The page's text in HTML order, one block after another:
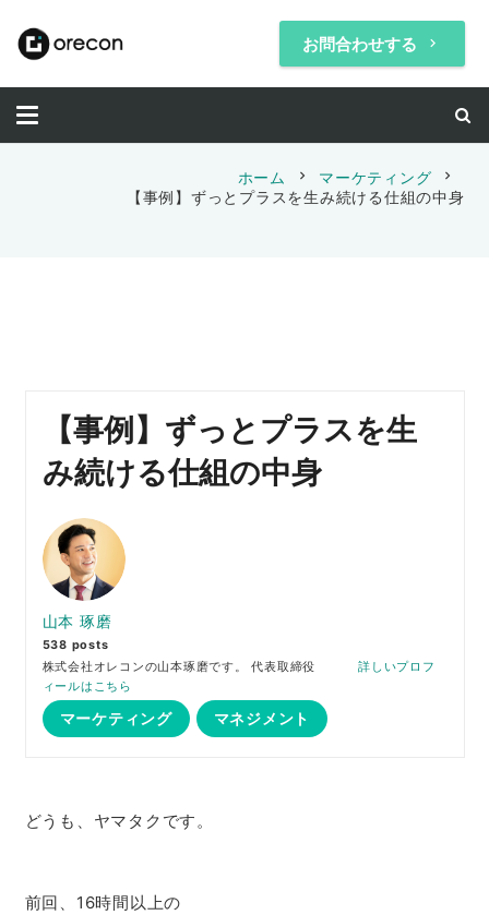
お問合わせする keyboard_arrow_right
ホーム chevron_right マーケティング chevron_right
【事例】ずっとプラスを生み続ける仕組の中身
【事例】ずっとプラスを生
み続ける仕組の中身
山本 琢磨
538 posts
株式会社オレコンの山本琢磨です。 代表取締役 詳しいプロフ
ィールはこちら
マーケティング マネジメント
どうも、ヤマタクです。
前回、16時間以上の